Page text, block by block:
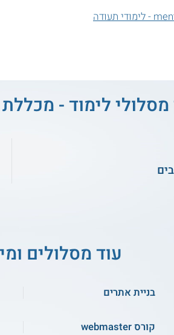
מסלולי לימוד -
עוד מסלולים
בניית אתרים
קורס webmaster